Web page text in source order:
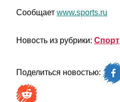
Сообщает www.sports.ru
Новость из рубрики: Спорт
Поделиться новостью: